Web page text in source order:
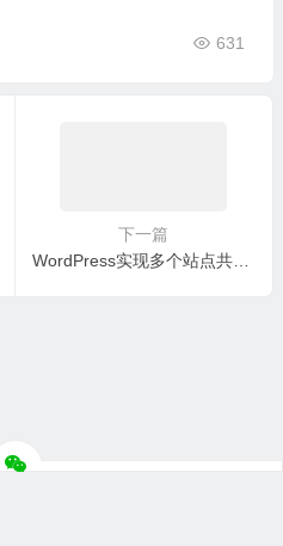
631
下一篇
WordPress实现多个站点共用一个数据库的方法